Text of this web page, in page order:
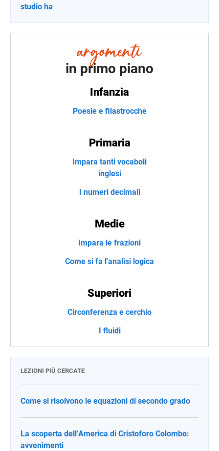
studio ha
in primo piano
Infanzia
Poesie e filastrocche
Primaria
Impara tanti vocaboli
inglesi
I numeri decimali
Medie
Impara le frazioni
Come si fa l'analisi logica
Superiori
Circonferenza e cerchio
I fluidi
LEZIONI PIÙ CERCATE
Come si risolvono le equazioni di secondo grado
La scoperta dell’America di Cristoforo Colombo:
avvenimenti